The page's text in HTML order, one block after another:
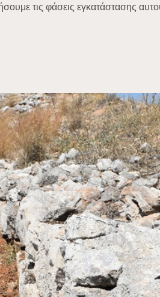
τις φάσεις εγκατάστασης